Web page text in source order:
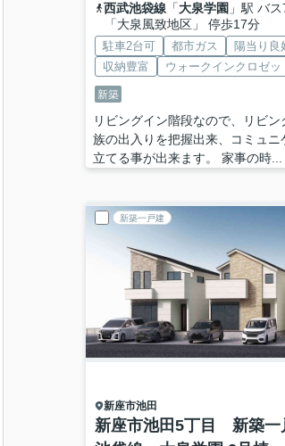
西武池袋線「大泉学園 」駅 バ
「大泉風致地区」 停歩17分
駐車2台可 都市ガス 陽当り良
収納豊富
ウォークインクロゼッ
新築
リビングイン階段なので、リビン
族の出入りを把握出来、コミュニ
立てる事が出来ます。 家事の時...
新築一戸建
新座市池田
新座市池田5丁目 新築